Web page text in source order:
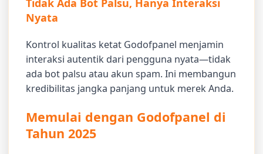
Nyata
Kontrol kualitas ketat Godofpanel menjamin
interaksi autentik dari pengguna nyata—tidak
ada bot palsu atau akun spam. Ini membangun
kredibilitas jangka panjang untuk merek Anda.
Memulai dengan Godofpanel di
Tahun 2025